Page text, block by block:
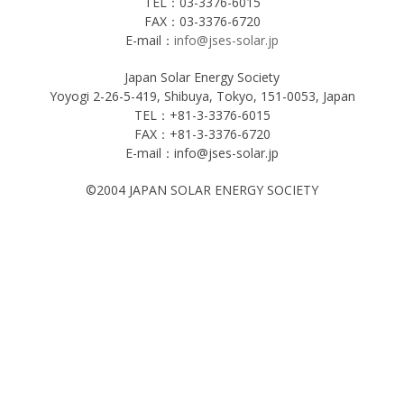
FAX：03-3376-6720
E-mail： info@jses-solar.jp
Japan Solar Energy Society
Yoyogi 2-26-5-419, Shibuya, Tokyo, 151-0053, Japan
TEL：+81-3-3376-6015
FAX：+81-3-3376-6720
E-mail：info@jses-solar.jp
©2004 JAPAN SOLAR ENERGY SOCIETY